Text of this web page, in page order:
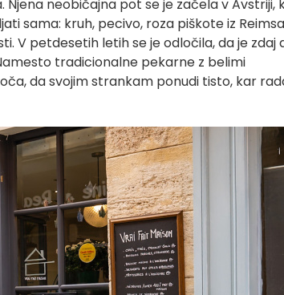
neobičajna pot se je začela v Avstriji,
sama: kruh, pecivo, roza piškote iz
V petdesetih letih se je odločila, da je zdaj
tradicionalne pekarne z belimi
da svojim strankam ponudi tisto, kar